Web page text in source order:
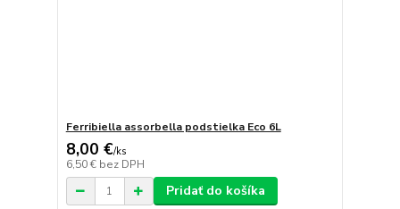
Ferribiella assorbella podstielka Eco 6L
8,00 €/ks
6,50 € bez DPH
Pridať do košíka